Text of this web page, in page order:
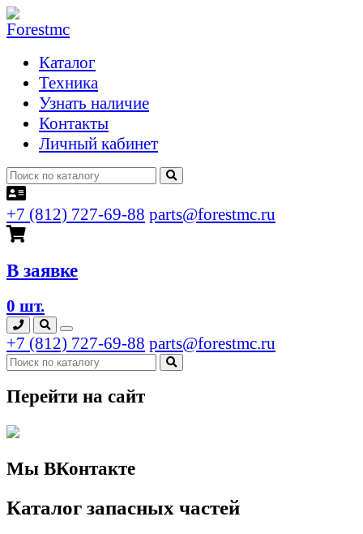
Каталог
Техника
Узнать наличие
Контакты
Личный кабинет
+7 (812) 727-69-88 parts@forestmc.ru
В заявке
0 шт.
+7 (812) 727-69-88 parts@forestmc.ru
Перейти на сайт
Мы ВКонтакте
Каталог запасных частей